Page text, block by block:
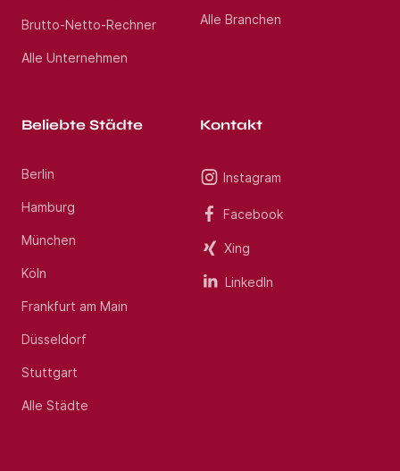
Brutto-Netto-Rechner
Alle Unternehmen
Alle Branchen
Beliebte Städte
Berlin
Hamburg
München
Köln
Frankfurt am Main
Düsseldorf
Stuttgart
Alle Städte
Kontakt
Instagram
Facebook
Xing
LinkedIn